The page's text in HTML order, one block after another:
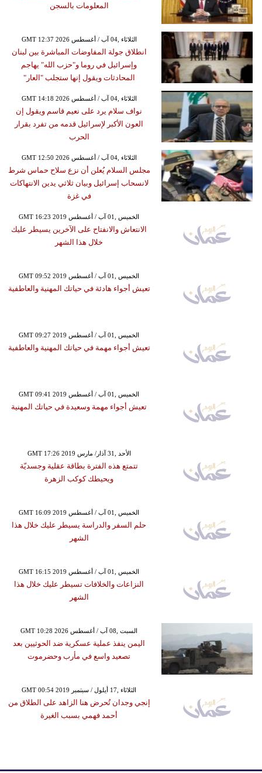
المعلومات بالسجن
GMT 12:37 2026 الثلاثاء ,04 آب / أغسطس
انطلاق جولة المفاوضات المباشرة بين لبنان
وإسرائيل في روما و"حزب الله" يهاجم
المحادثات ويقول إنها ستجلب "العار"
GMT 14:18 2026 الثلاثاء ,04 آب / أغسطس
نواف سلام يرد على نعيم قاسم ويقول إن
العون الأكبر لإسرائيل قدمه من تفرد بقرار
الحرب
GMT 12:50 2026 الثلاثاء ,04 آب / أغسطس
مجلس السلام يُعلن أن نزع سلاح حماس شرط
لانسحاب إسرائيل وبيان ثلاثي يدين الانتهاكات
في غزة
GMT 16:23 2019 الخميس ,01 آب / أغسطس
الانتعاش والانفتاح على الآخرين يسيطر عليك
خلال هذا الشهر
GMT 09:52 2019 الخميس ,01 آب / أغسطس
تعيش أجواء هادئة في حياتك المهنية والعاطفية
GMT 09:27 2019 الخميس ,01 آب / أغسطس
تعيش أجواء مهمة في حياتك المهنية والعاطفية
GMT 09:41 2019 الخميس ,01 آب / أغسطس
تعيش أجواء مهمة وسعيدة في حياتك المهنية
GMT 17:26 2019 الأحد ,31 آذار/ مارس
تتمتع هذه الفترة بطاقة عقلية وجسديّة
ويحيطك كوكب الزهرة
GMT 16:09 2019 الخميس ,01 آب / أغسطس
حلم السفر والدراسة يسيطر عليك خلال هذا
الشهر
GMT 16:15 2019 الخميس ,01 آب / أغسطس
النزاعات والخلافات تسيطر عليك خلال هذا
الشهر
GMT 10:28 2026 السبت ,08 آب / أغسطس
اليمن ينفذ عملية عسكرية ضد الحوثيين بعد
تصعيد واسع في مأرب وحضرموت
GMT 00:54 2019 الثلاثاء ,17 أيلول / سبتمبر
إنجي وجدان تُحرض هنا الزاهد على الطلاق من
أحمد فهمي بسبب الغيرة